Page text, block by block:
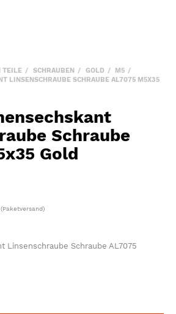
TEILE SCHRAUBEN GOLD
M5
LINSENSCHRAUBE SCHRAUBE AL7075 M5X35
Schraube
Gold
(Paketversand)
Linsenschraube Schraube AL7075